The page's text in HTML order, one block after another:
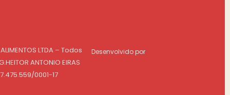
LTDA – Todos
ANTONIO EIRAS
0001-17
Desenvolvido por